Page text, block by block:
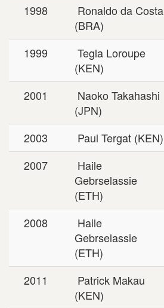
1998
Ronaldo da Costa
(BRA)
1999
Tegla Loroupe
(KEN)
2001
Naoko Takahashi
(JPN)
2003 Paul Tergat (KEN)
2007
Haile
Gebrselassie
(ETH)
2008
Haile
Gebrselassie
(ETH)
2011
Patrick Makau
(KEN)